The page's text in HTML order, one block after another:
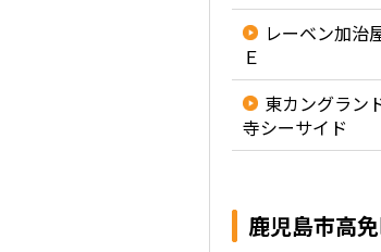
レーベン加
Ｅ
東カングラン
寺シーサイド
鹿児島市高